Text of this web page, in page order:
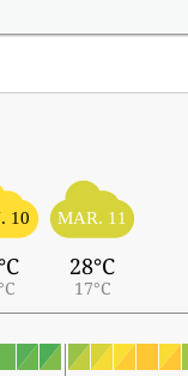
10 MAR. 11
28°C
17°C